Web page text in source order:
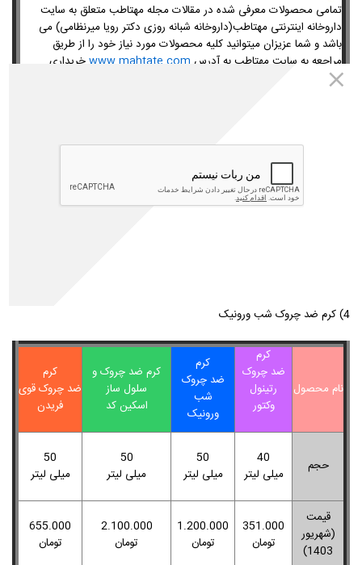
تمامی محصولات معرفی شده در مقالات مجله مهتاطب متعلق به سایت
داروخانه اینترنتی مهتاطب(داروخانه شبانه روزی دکتر رویا میرنظامی) می
باشد و شما عزیزان میتوانید کلیه محصولات مورد نیاز خود را از طریق
مراجعه به سایت مهتاطب به آدرس www.mahtate.comخریداری
نمائید.
معرفی بهترین کرم های حاوی کلاژن
حال که می دانیم کلاژن چیست و چه تاثیری بر روی قسمت های مختلف
بدن به ویژه پوست صورت دارد؛ بهتر است در مورد کرم های حاوی کلاژن نیز
4) کرم ضد چروک شب ورونیک
نام محصول
کرم
ضد چروک
رتینول
وکتور
کرم
ضد چروک
شب
ورونیک
کرم ضد چروک و
سلول ساز
اسکین کد
کرم
ضد چروک قوی
فریدن
حجم
40
میلی لیتر
50
میلی لیتر
50
میلی لیتر
50
میلی لیتر
قیمت
(شهریور
1403)
351.000
تومان
1.200.000
تومان
2.100.000
تومان
655.000
تومان